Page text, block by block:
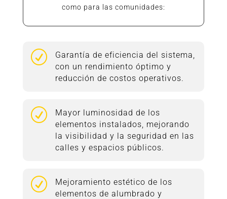
como para las comunidades:
R
Garantía de eficiencia del sistema,
con un rendimiento óptimo y
reducción de costos operativos.
R
Mayor luminosidad de los
elementos instalados, mejorando
la visibilidad y la seguridad en las
calles y espacios públicos.
R
Mejoramiento estético de los
elementos de alumbrado y